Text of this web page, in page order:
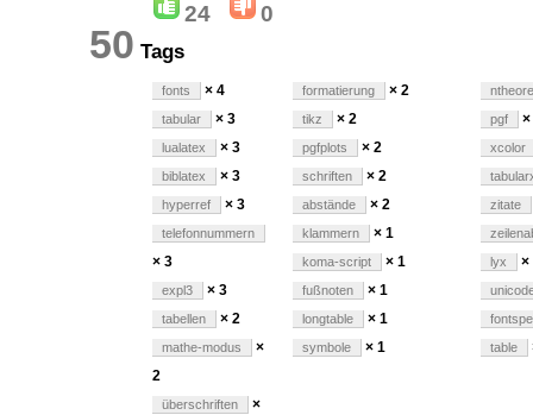
24 0
50 Tags
fonts × 4
tabular × 3
lualatex × 3
biblatex × 3
hyperref × 3
telefonnummern
× 3
expl3 × 3
tabellen × 2
mathe-modus
×
2
überschriften
×
formatierung × 2
tikz × 2
pgfplots × 2
schriften × 2
abstände × 2
klammern × 1
koma-script × 1
fußnoten × 1
longtable × 1
symbole × 1
pgf
×
xcolor
zitate
lyx
×
table